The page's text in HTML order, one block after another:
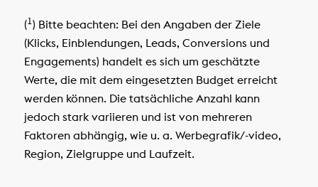
(1) Bitte beachten: Bei den Angaben der Ziele
(Klicks, Einblendungen, Leads, Conversions und
Engagements) handelt es sich um geschätzte
Werte, die mit dem eingesetzten Budget erreicht
werden können. Die tatsächliche Anzahl kann
jedoch stark variieren und ist von mehreren
Faktoren abhängig, wie u. a. Werbegrafik/-video,
Region, Zielgruppe und Laufzeit.